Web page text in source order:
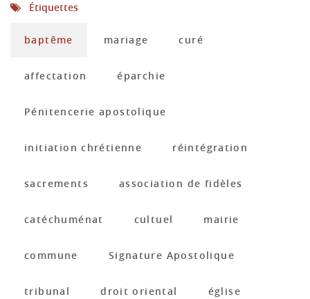
Étiquettes
baptême mariage curé
affectation éparchie
Pénitencerie apostolique
initiation chrétienne réintégration
sacrements association de fidèles
catéchuménat cultuel mairie
commune Signature Apostolique
tribunal droit oriental église